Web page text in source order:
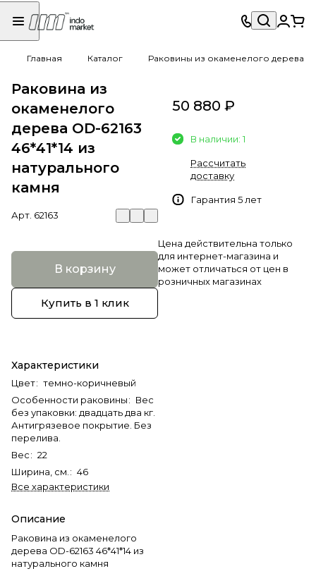
Главная Каталог Раковины из окаменелого дерева
Раковина из
окаменелого
дерева OD-62163
46*41*14 из
натурального
камня
Арт. 62163
В корзину
Купить в 1 клик
Характеристики
Цвет: темно-коричневый
Особенности раковины: Вес
без упаковки: двадцать два кг.
Антигрязевое покрытие. Без
перелива.
Вес: 22
Ширина, см. : 46
Все характеристики
Описание
Раковина из окаменелого
дерева OD-62163 46*41*14 из
натурального камня
50 880 ₽
В наличии: 1
Рассчитать
доставку
Гарантия 5 лет
Цена действительна только
для интернет-магазина и
может отличаться от цен в
розничных магазинах